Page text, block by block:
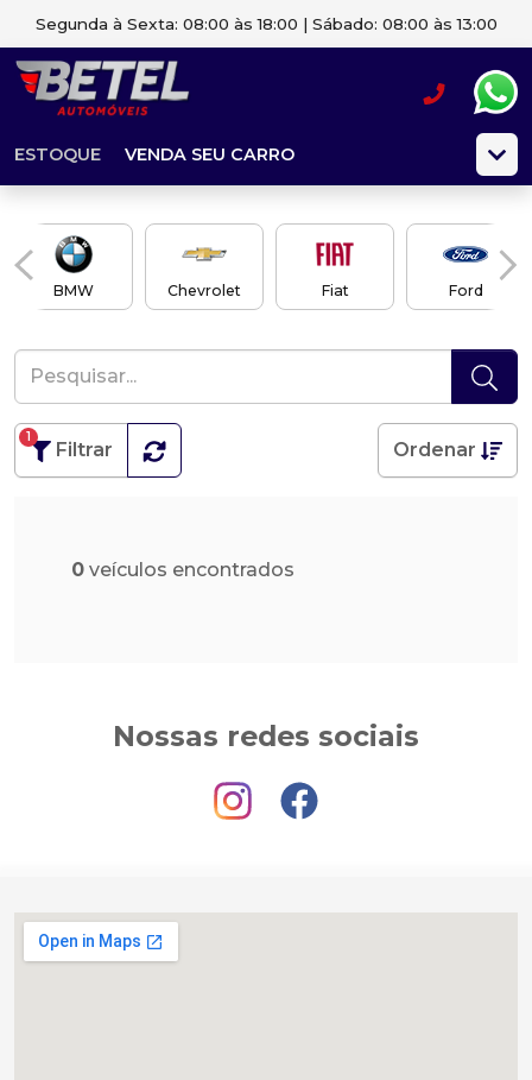
Segunda à Sexta: 08:00 às 18:00 | Sábado: 08:00 às 13:00
ESTOQUE VENDA SEU CARRO
BMW Chevrolet Fiat Ford
Filtrar
1
Ordenar
0 veículos encontrados
Nossas redes sociais